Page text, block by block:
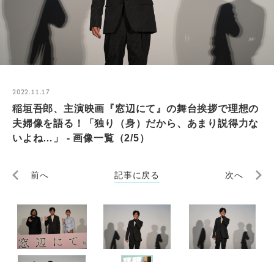
2022.11.17
稲垣吾郎、主演映画『窓辺にて』の舞台挨拶で理想の
夫婦像を語る！「独り（身）だから、あまり説得力な
いよね…」 - 画像一覧（2/5）
前へ 記事に戻る 次へ